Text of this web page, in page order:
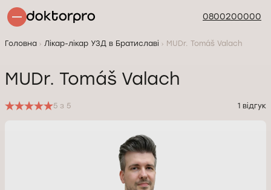
0800200000
Головна Лікар-лікар УЗД в Братиславі MUDr. Tomáš Valach
MUDr. Tomáš Valach
5 з 5 1 відгук